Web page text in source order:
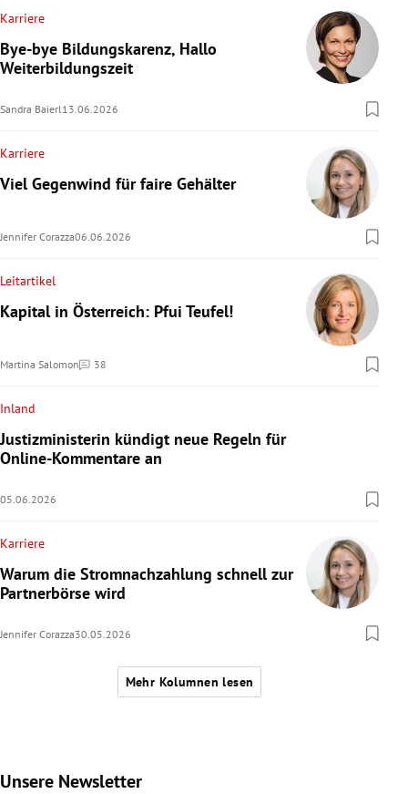
Karriere
Bye-bye Bildungskarenz, Hallo
Weiterbildungszeit
Sandra Baierl13.06.2026
Karriere
Viel Gegenwind für faire Gehälter
Jennifer Corazza06.06.2026
Leitartikel
Kapital in Österreich: Pfui Teufel!
Martina Salomon 38
Kommentare
Inland
Justizministerin kündigt neue Regeln für
Online-Kommentare an
05.06.2026
Karriere
Warum die Stromnachzahlung schnell zur
Partnerbörse wird
Jennifer Corazza30.05.2026
Mehr Kolumnen lesen
Unsere Newsletter
Slide 1 von 9